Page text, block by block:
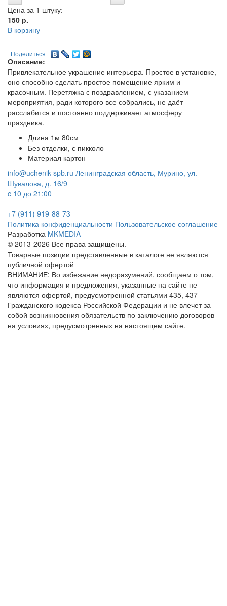
Цена за 1 штуку:
150 р.
В корзину
Поделиться
Описание:
Привлекательное украшение интерьера. Простое в установке,
оно способно сделать простое помещение ярким и
красочным. Перетяжка с поздравлением, с указанием
мероприятия, ради которого все собрались, не даёт
расслабится и постоянно поддерживает атмосферу
праздника.
Длина 1м 80см
Без отделки, с пикколо
Материал картон
info@uchenik-spb.ru Ленинградская область, Мурино, ул.
Шувалова, д. 16/9
c 10 до 21:00
+7 (911) 919-88-73
Политика конфиденциальности Пользовательское соглашение
Разработка MKMEDIA
© 2013-2026 Все права защищены.
Товарные позиции представленные в каталоге не являются
публичной офертой
ВНИМАНИЕ: Во избежание недоразумений, сообщаем о том,
что информация и предложения, указанные на сайте не
являются офертой, предусмотренной статьями 435, 437
Гражданского кодекса Российской Федерации и не влечет за
собой возникновения обязательств по заключению договоров
на условиях, предусмотренных на настоящем сайте.